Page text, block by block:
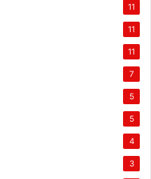
11
11
11
7
5
5
4
3